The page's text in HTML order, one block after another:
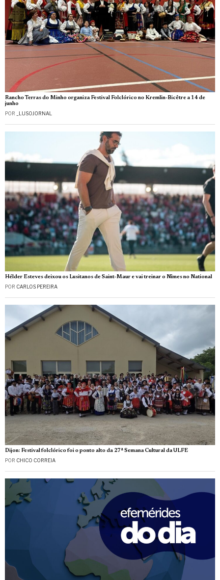
Rancho Terras do Minho organiza Festival Folclórico no Kremlin-Bicêtre a 14 de
junho
POR _LUSOJORNAL
Hélder Esteves deixou os Lusitanos de Saint‑Maur e vai treinar o Nîmes no National
POR CARLOS PEREIRA
Dijon: Festival folclórico foi o ponto alto da 27ª Semana Cultural da ULFE
POR CHICO CORREIA